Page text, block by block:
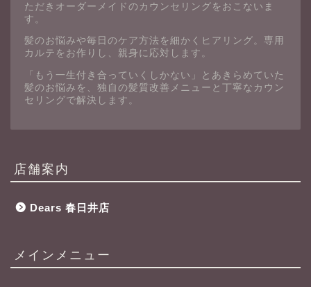
ただきオーダーメイドのカウンセリングをおこないま
す。
髪のお悩みや毎日のケア方法を細かくヒアリング。専用
カルテをお作りし、親身に応対します。
「もう一生付き合っていくしかない」とあきらめていた
髪のお悩みを、独自の髪質改善メニューと丁寧なカウン
セリングで解決します。
店舗案内
Dears 春日井店
メインメニュー